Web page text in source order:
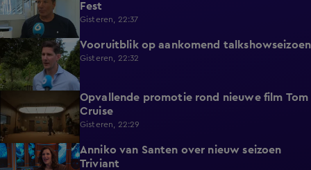
Fest
Gisteren, 22:37
1:46 Vooruitblik op aankomend talkshowseizoen
Gisteren, 22:32
Opvallende promotie rond nieuwe film Tom
Cruise
Gisteren, 22:29
1:07
Anniko van Santen over nieuw seizoen
Triviant